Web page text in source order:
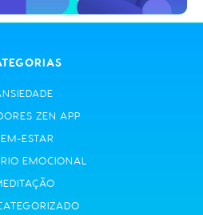
ZEN APP
ESTAR
EMOCIONAL